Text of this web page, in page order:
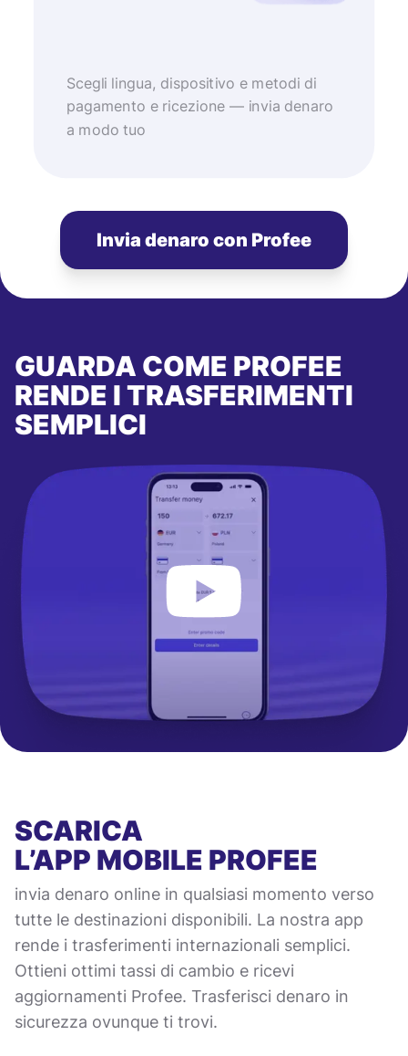
Scegli lingua, dispositivo e metodi di
pagamento e ricezione — invia denaro
a modo tuo
Invia denaro con Profee
GUARDA COME PROFEE
RENDE I TRASFERIMENTI
SEMPLICI
SCARICA
L’APP MOBILE PROFEE
invia denaro online in qualsiasi momento verso
tutte le destinazioni disponibili. La nostra app
rende i trasferimenti internazionali semplici.
Ottieni ottimi tassi di cambio e ricevi
aggiornamenti Profee. Trasferisci denaro in
sicurezza ovunque ti trovi.